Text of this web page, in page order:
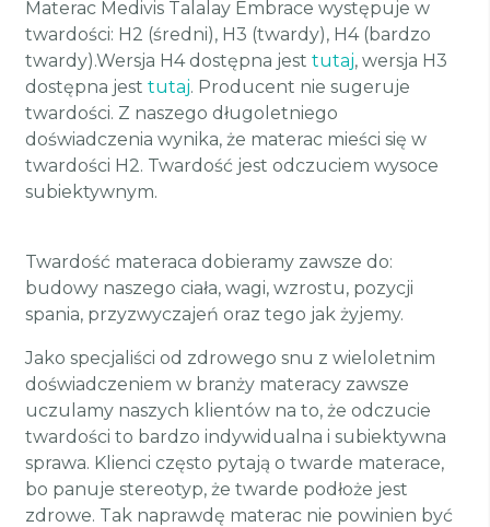
Materac Medivis Talalay Embrace występuje w
twardości: H2 (średni), H3 (twardy), H4 (bardzo
twardy).Wersja H4 dostępna jest tutaj, wersja H3
dostępna jest tutaj. Producent nie sugeruje
twardości. Z naszego długoletniego
doświadczenia wynika, że materac mieści się w
twardości H2. Twardość jest odczuciem wysoce
subiektywnym.
Twardość materaca dobieramy zawsze do:
budowy naszego ciała, wagi, wzrostu, pozycji
spania, przyzwyczajeń oraz tego jak żyjemy.
Jako specjaliści od zdrowego snu z wieloletnim
doświadczeniem w branży materacy zawsze
uczulamy naszych klientów na to, że odczucie
twardości to bardzo indywidualna i subiektywna
sprawa. Klienci często pytają o twarde materace,
bo panuje stereotyp, że twarde podłoże jest
zdrowe. Tak naprawdę materac nie powinien być